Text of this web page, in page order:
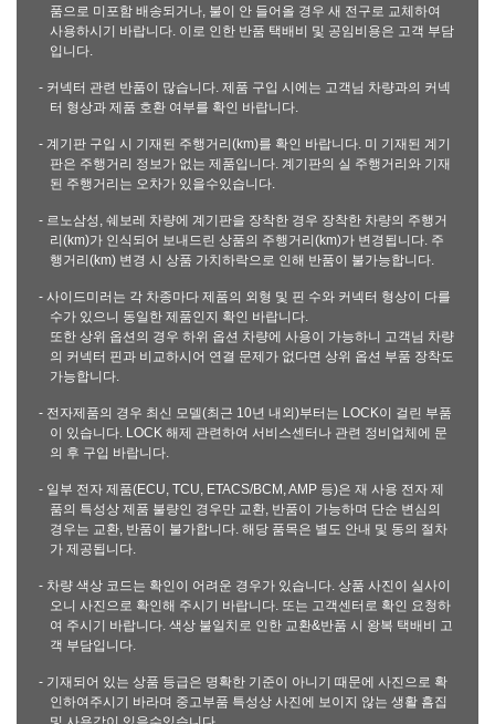
품으로 미포함 배송되거나, 불이 안 들어올 경우 새 전구로 교체하여
사용하시기 바랍니다. 이로 인한 반품 택배비 및 공임비용은 고객 부담
입니다.
- 커넥터 관련 반품이 많습니다. 제품 구입 시에는 고객님 차량과의 커넥
터 형상과 제품 호환 여부를 확인 바랍니다.
- 계기판 구입 시 기재된 주행거리(km)를 확인 바랍니다. 미 기재된 계기
판은 주행거리 정보가 없는 제품입니다. 계기판의 실 주행거리와 기재
된 주행거리는 오차가 있을수있습니다.
- 르노삼성, 쉐보레 차량에 계기판을 장착한 경우 장착한 차량의 주행거
리(km)가 인식되어 보내드린 상품의 주행거리(km)가 변경됩니다. 주
행거리(km) 변경 시 상품 가치하락으로 인해 반품이 불가능합니다.
- 사이드미러는 각 차종마다 제품의 외형 및 핀 수와 커넥터 형상이 다를
수가 있으니 동일한 제품인지 확인 바랍니다.
또한 상위 옵션의 경우 하위 옵션 차량에 사용이 가능하니 고객님 차량
의 커넥터 핀과 비교하시어 연결 문제가 없다면 상위 옵션 부품 장착도
가능합니다.
- 전자제품의 경우 최신 모델(최근 10년 내외)부터는 LOCK이 걸린 부품
이 있습니다. LOCK 해제 관련하여 서비스센터나 관련 정비업체에 문
의 후 구입 바랍니다.
- 일부 전자 제품(ECU, TCU, ETACS/BCM, AMP 등)은 재 사용 전자 제
품의 특성상 제품 불량인 경우만 교환, 반품이 가능하며 단순 변심의
경우는 교환, 반품이 불가합니다. 해당 품목은 별도 안내 및 동의 절차
가 제공됩니다.
- 차량 색상 코드는 확인이 어려운 경우가 있습니다. 상품 사진이 실사이
오니 사진으로 확인해 주시기 바랍니다. 또는 고객센터로 확인 요청하
여 주시기 바랍니다. 색상 불일치로 인한 교환&반품 시 왕복 택배비 고
객 부담입니다.
- 기재되어 있는 상품 등급은 명확한 기준이 아니기 때문에 사진으로 확
인하여주시기 바라며 중고부품 특성상 사진에 보이지 않는 생활 흠집